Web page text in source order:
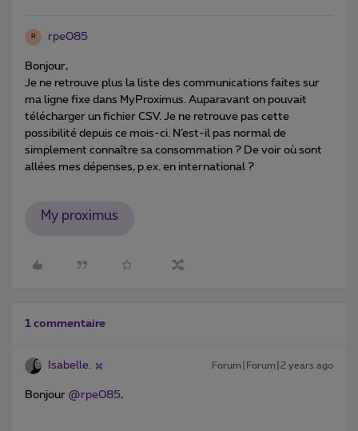
R rpe085
Bonjour,
Je ne retrouve plus la liste des communications faites sur
ma ligne fixe dans MyProximus. Auparavant on pouvait
télécharger un fichier CSV. Je ne retrouve pas cette
possibilité depuis ce mois-ci. N’est-il pas normal de
simplement connaître sa consommation ? De voir où sont
allées mes dépenses, p.ex. en international ?
My proximus
1 commentaire
Isabelle. Forum|Forum|2 years ago
Bonjour @rpe085,